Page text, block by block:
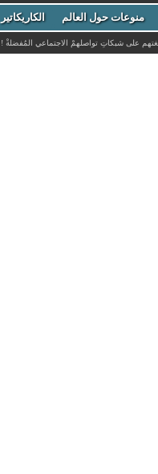
منوعات حول العالم الكاريكاتير
على شبكاتِ تواصلهمْ الاجتماعي المُفضلةْ !